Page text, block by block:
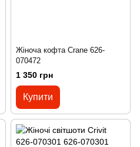
Жіноча кофта Crane 626-
070472
1 350 грн
Купити